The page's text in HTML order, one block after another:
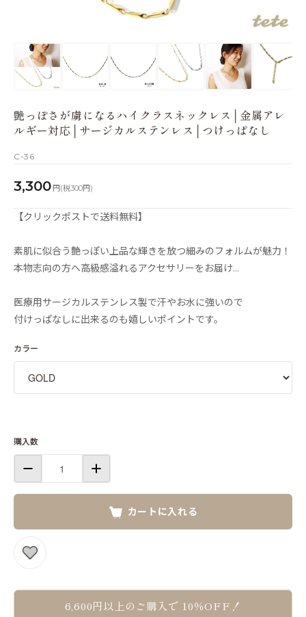
艶っぽさが虜になるハイクラスネックレス│金属アレ
ルギー対応│サージカルステンレス│つけっぱなし
C-36
3,300 円(税300円)
【クリックポストで送料無料】
素肌に似合う艶っぽい上品な輝きを放つ細みのフォルムが魅力！
本物志向の方へ高級感溢れるアクセサリーをお届け…
医療用サージカルステンレス製で汗やお水に強いので
付けっぱなしに出来るのも嬉しいポイントです。
カラー
購入数
カートに入れる
6,600円以上のご購入で 10％OFF！